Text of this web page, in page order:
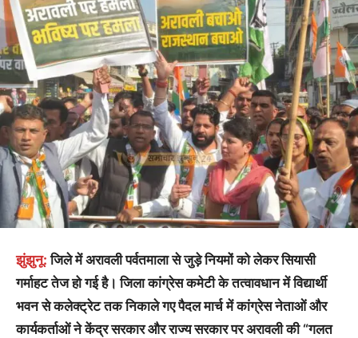
झुंझुनू:जिले में अरावली पर्वतमाला से जुड़े नियमों को लेकर सियासी
गर्माहट तेज हो गई है। जिला कांग्रेस कमेटी के तत्वावधान में विद्यार्थी
भवन से कलेक्ट्रेट तक निकाले गए पैदल मार्च में कांग्रेस नेताओं और
कार्यकर्ताओं ने केंद्र सरकार और राज्य सरकार पर अरावली की “गलत